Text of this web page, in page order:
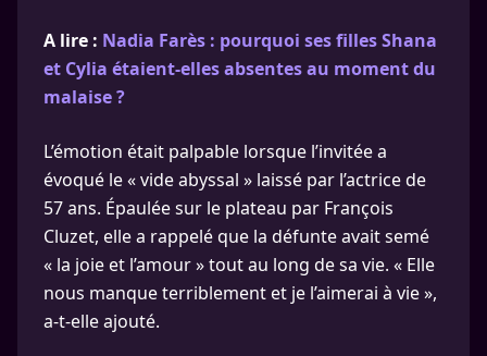
A lire : Nadia Farès : pourquoi ses filles Shana
et Cylia étaient-elles absentes au moment du
malaise ?
L’émotion était palpable lorsque l’invitée a
évoqué le « vide abyssal » laissé par l’actrice de
57 ans. Épaulée sur le plateau par François
Cluzet, elle a rappelé que la défunte avait semé
« la joie et l’amour » tout au long de sa vie. « Elle
nous manque terriblement et je l’aimerai à vie »,
a-t-elle ajouté.